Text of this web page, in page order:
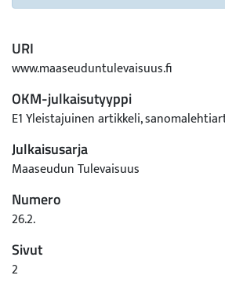
URI
www.maaseuduntulevaisuus.fi
OKM-julkaisutyyppi
E1 Yleistajuinen artikkeli,
Julkaisusarja
Maaseudun Tulevaisuus
Numero
26.2.
Sivut
2